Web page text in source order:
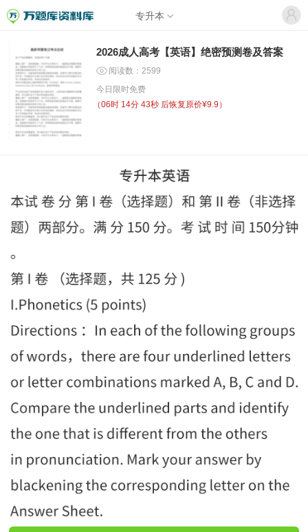
专升本
2026成人高考【英语】绝密预测卷及答案
阅读数：2599
今日限时免费
（06时 14分 43秒 后恢复原价¥9.9）